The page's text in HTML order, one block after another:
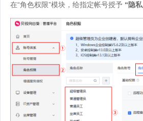
在“角色权限”模块，给指定帐号授予 “隐